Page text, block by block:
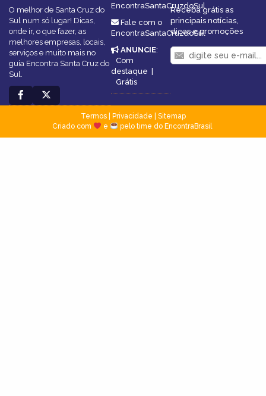
O melhor de Santa Cruz do
Sul num só lugar! Dicas,
onde ir, o que fazer, as
melhores empresas, locais,
serviços e muito mais no
guia Encontra Santa Cruz do
Sul.
EncontraSantaCruzdoSul
Fale com o
EncontraSantaCruzdoSul
ANUNCIE:
Com
destaque |
Grátis
Receba grátis as
principais notícias,
dicas e promoções
Termos| Privacidade
Sitemap
Criado com
e pelo time do EncontraBrasil